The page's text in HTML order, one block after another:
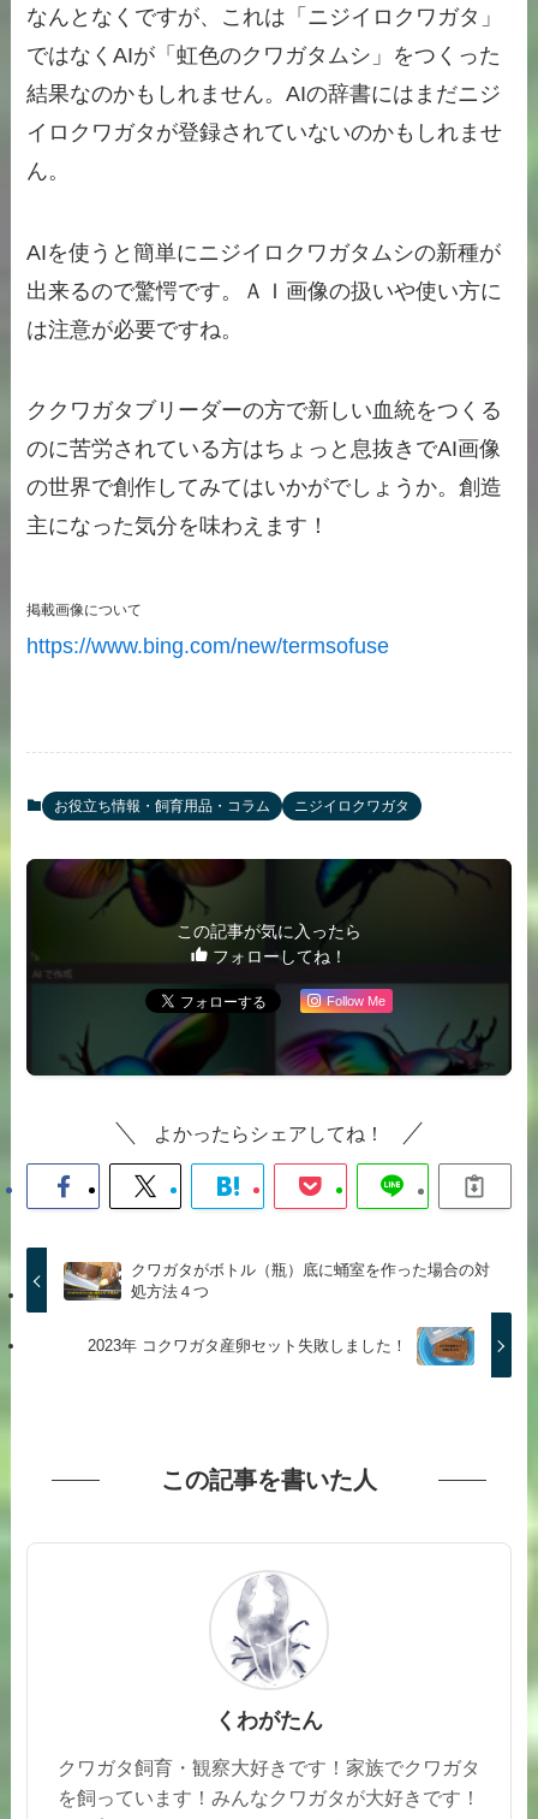
なんとなくですが、これは「ニジイロクワガタ」
ではなくAIが「虹色のクワガタムシ」をつくった
結果なのかもしれません。AIの辞書にはまだニジ
イロクワガタが登録されていないのかもしれませ
ん。
AIを使うと簡単にニジイロクワガタムシの新種が
出来るので驚愕です。ＡＩ画像の扱いや使い方に
は注意が必要ですね。
ククワガタブリーダーの方で新しい血統をつくる
のに苦労されている方はちょっと息抜きでAI画像
の世界で創作してみてはいかがでしょうか。創造
主になった気分を味わえます！
掲載画像について
https://www.bing.com/new/termsofuse
お役立ち情報・飼育用品・コラム ニジイロクワガタ
この記事が気に入ったら
フォローしてね！
Follow Me
よかったらシェアしてね！
クワガタがボトル（瓶）底に蛹室を作った場合の対
処方法４つ
2023年 コクワガタ産卵セット失敗しました！
この記事を書いた人
くわがたん
クワガタ飼育・観察大好きです！家族でクワガタ
を飼っています！みんなクワガタが大好きです！